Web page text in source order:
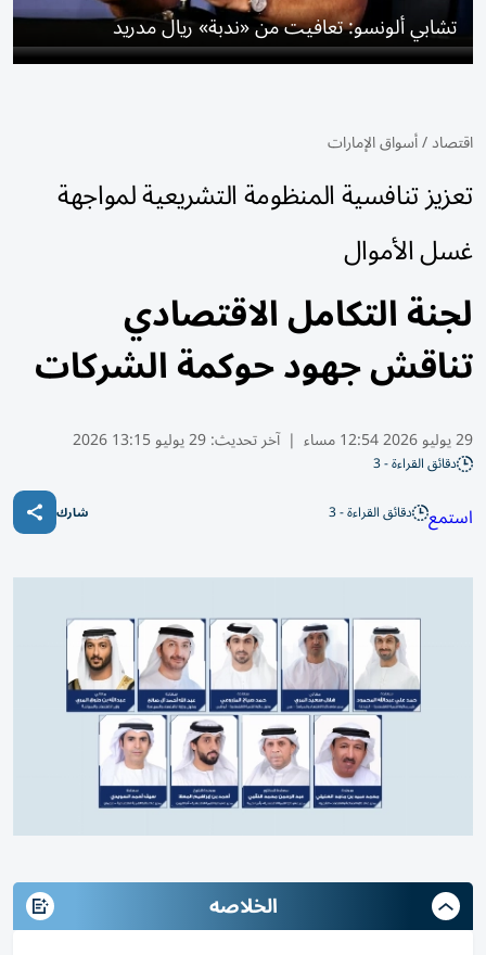
تشابي ألونسو: تعافيت من «ندبة» ريال مدريد
اقتصاد/أسواق الإمارات
تعزيز تنافسية المنظومة التشريعية لمواجهة
غسل الأموال
لجنة التكامل الاقتصادي
تناقش جهود حوكمة الشركات
29 يوليو 2026 12:54 مساء | آخر تحديث:29 يوليو 13:15 2026
دقائق القراءة - 3
استمع دقائق القراءة - 3 شارك
الخلاصه